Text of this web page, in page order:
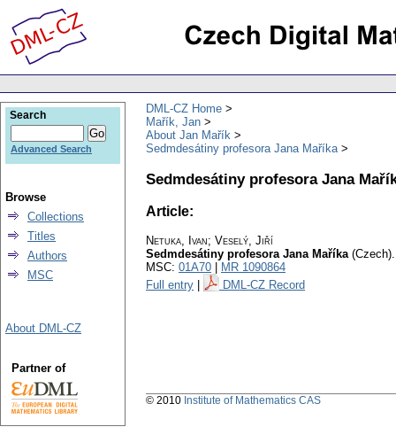
DML-CZ Home
Mařík, Jan
About Jan Mařík
Sedmdesátiny profesora Jana Maříka
Sedmdesátiny profesora Jana
Article:
Netuka, Ivan; Veselý, Jiří
Sedmdesátiny profesora Jana Maříka (Czech).
MSC: 01A70
MR 1090864
Full entry
DML-CZ Record
Search
Advanced Search
Browse
Collections
Titles
Authors
MSC
About DML-CZ
Partner of
© 2010 Institute of Mathematics CAS